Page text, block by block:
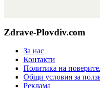
Zdrave-Plovdiv.com
За нас
Контакти
Политика на
Общи условия за
Реклама